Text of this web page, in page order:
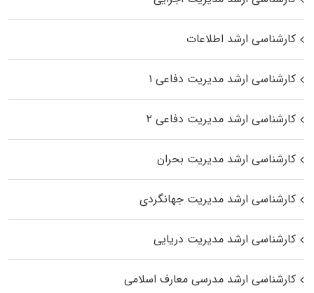
کارشناسی ارشد اطلاعات
کارشناسی ارشد مدیریت دفاعی ۱
کارشناسی ارشد مدیریت دفاعی ۲
کارشناسی ارشد مدیریت بحران
کارشناسی ارشد مدیریت جهانگردی
کارشناسی ارشد مدیریت دریایی
کارشناسی ارشد مدرسی معارف اسلامی